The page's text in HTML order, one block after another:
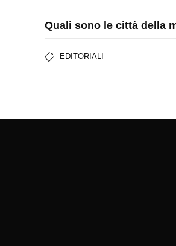
Quali sono le città della
EDITORIALI